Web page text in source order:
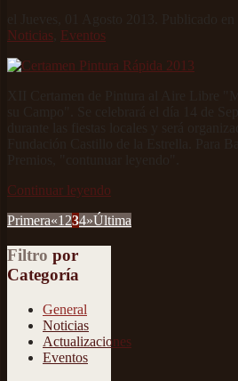
Noticias Eventos
Continuar leyendo
Primera«1 234»Última
Filtro por
Categoría
General
Noticias
Actualizaciones
Eventos